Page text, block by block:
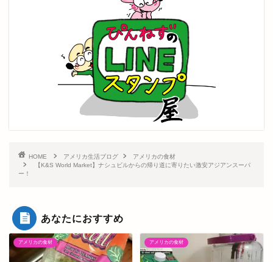
HOME アメリカ生活ブログ
アメリカの食材
【K&S World Market】ナシュビルからの帰り道に寄りたい激安アジアンスーパ
ー！
あなたにおすすめ
アメリカの食材 アメリカの食材